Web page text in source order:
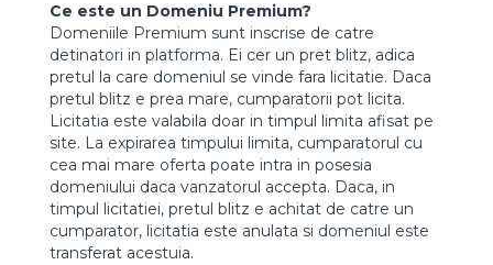
Ce este un Domeniu Premium?
Domeniile Premium sunt inscrise de catre
detinatori in platforma. Ei cer un pret blitz, adica
pretul la care domeniul se vinde fara licitatie. Daca
pretul blitz e prea mare, cumparatorii pot licita.
Licitatia este valabila doar in timpul limita afisat pe
site. La expirarea timpului limita, cumparatorul cu
cea mai mare oferta poate intra in posesia
domeniului daca vanzatorul accepta. Daca, in
timpul licitatiei, pretul blitz e achitat de catre un
cumparator, licitatia este anulata si domeniul este
transferat acestuia.